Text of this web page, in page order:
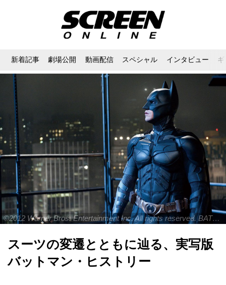
新着記事 劇場公開 動画配信 スペシャル インタビュー
©2012 Warner Bros. Entertainment Inc. All rights reserved. BATMAN and all related characters and elements are trademarks of and © DC Comics.
スーツの変遷とともに辿る、実写版
バットマン・ヒストリー